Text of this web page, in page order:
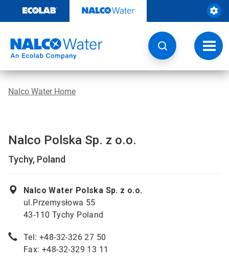
content
Nalco Water Home
Nalco Polska Sp. z o.o.
Tychy, Poland
Nalco Water Polska Sp. z o.o.
ul.Przemysłowa 55
43-110 Tychy Poland
Tel: +48-32-326 27 50
Fax: +48-32-329 13 11